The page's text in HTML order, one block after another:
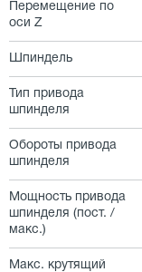
Перемещение по
оси Z
Шпиндель
Тип привода
шпинделя
Обороты привода
шпинделя
Мощность привода
шпинделя (пост. /
макс.)
Макс. крутящий